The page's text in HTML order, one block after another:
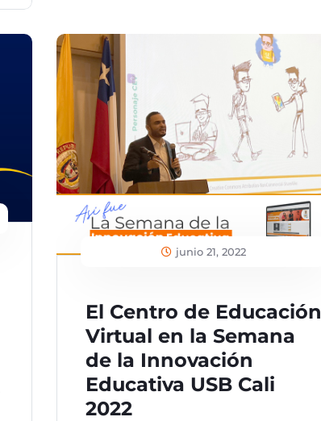
junio 21, 2022
El Centro de Educación
Virtual en la Semana
de la Innovación
Educativa USB Cali
2022